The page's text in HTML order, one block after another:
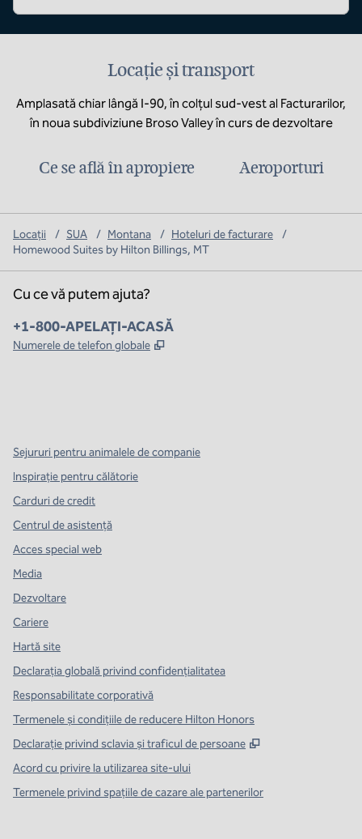
Locație și transport
Amplasată chiar lângă I-90, în colțul sud-vest al Facturarilor,
în noua subdiviziune Broso Valley în curs de dezvoltare
Ce se află în apropiere Aeroporturi
Locații / SUA / Montana / Hoteluri de facturare
/
Homewood Suites by Hilton Billings, MT
Cu ce vă putem ajuta?
Telefon:
+1-800-APELAȚI-ACASĂ
Numerele de telefon globale ,
Sejururi pentru animalele de companie
Inspirație pentru călătorie
Carduri de credit
Centrul de asistență
Acces special web
Media
Dezvoltare
Cariere
Hartă site
Declarația globală privind confidenţialitatea
Responsabilitate corporativă
Termenele și condițiile de reducere Hilton Honors
Declarație privind sclavia și traficul de persoane
,
Acord cu privire la utilizarea site-ului
Termenele privind spațiile de cazare ale partenerilor